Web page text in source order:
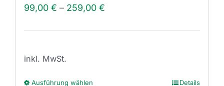
99,00 € – 259,00 €
inkl. MwSt.
Ausführung wählen Details